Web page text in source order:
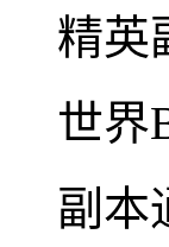
精英
世界
副本